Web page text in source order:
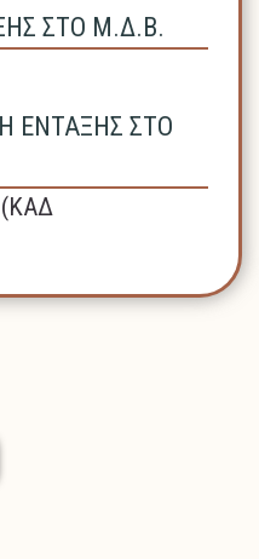
ΣΤΟ Μ.Δ.Β.
ΕΝΤΑΞΗΣ ΣΤΟ
(ΚΑΔ